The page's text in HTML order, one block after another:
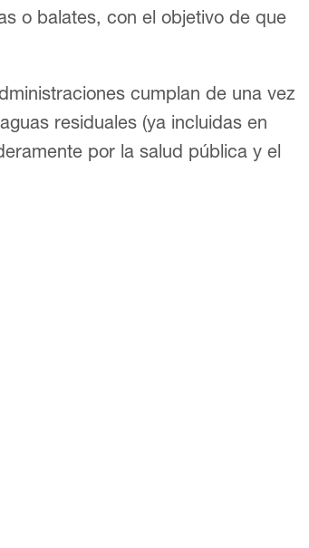
o balates, con el objetivo de que
cumplan de una vez
residuales (ya incluidas en
por la salud pública y el